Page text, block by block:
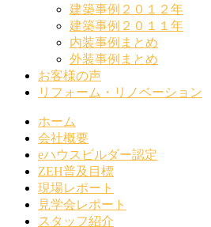
建築事例２０１２年
建築事例２０１１年
内装事例まとめ
外装事例まとめ
お客様の声
リフォーム・リノベーション
ホーム
会社概要
eハウスビルダー認定
ZEH普及目標
現場レポート
見学会レポート
スタッフ紹介